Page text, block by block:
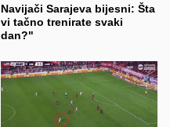
Navijači Sarajeva bijesni: Šta
vi tačno trenirate svaki
dan?"